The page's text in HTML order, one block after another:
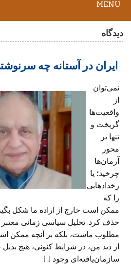
MENU
دیدگاه
ایران در آستانه چه
نمی‌توان
از
واقعیت‌ها
گریخت و
تنها بر
محور
آرمان‌ها
چرخید؛ یا
رخدادهایی
را که
ممکن است خارج از اراده ما شکل
حذف کرد. تحلیل سیاسی زمانی معتبر
مطلوب ماست، بلکه بر آنچه ممکن
از دید من، در شرایط کنونی، هیچ
سازمان‌یافته‌ای وجود […]